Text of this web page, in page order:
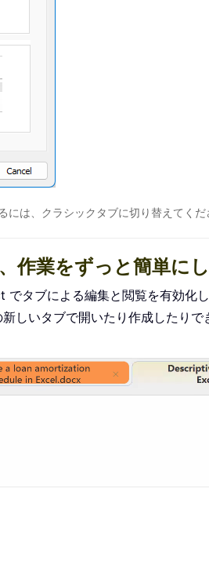
は、クラシックタブに切り替えてくだ
作業をずっと簡単に
タブによる編集と閲覧を有効化
しいタブで開いたり作成したりで